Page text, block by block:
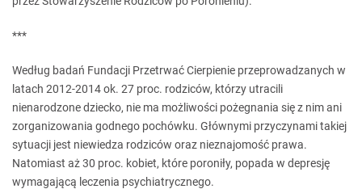
***
Według badań Fundacji Przetrwać Cierpienie przeprowadzanych w
latach 2012-2014 ok. 27 proc. rodziców, którzy utracili
nienarodzone dziecko, nie ma możliwości pożegnania się z nim ani
zorganizowania godnego pochówku. Głównymi przyczynami takiej
sytuacji jest niewiedza rodziców oraz nieznajomość prawa.
Natomiast aż 30 proc. kobiet, które poroniły, popada w depresję
wymagającą leczenia psychiatrycznego.